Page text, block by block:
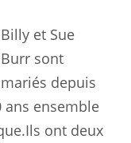
Billy et Sue
Burr sont
mariés depuis
ans ensemble
ont deux